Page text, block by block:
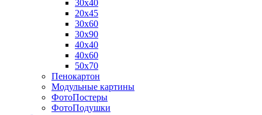
30х40
20х45
30х60
30х90
40х40
40х60
50х70
Пенокартон
Модульные картины
ФотоПостеры
ФотоПодушки